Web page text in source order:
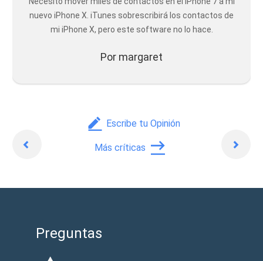
nuevo iPhone X. iTunes sobrescribirá los contactos de
mi iPhone X, pero este software no lo hace.
Por margaret
Escribe tu Opinión
Más críticas
Preguntas